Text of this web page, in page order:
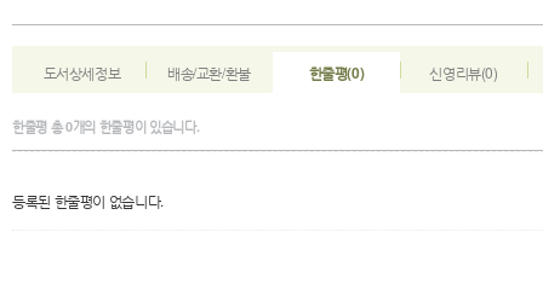
도서상세정보 배송/교환/환불 한줄평(0) 신영리뷰(0)
한줄평 총0개의 한줄평이 있습니다.
등록된 한줄평이 없습니다.